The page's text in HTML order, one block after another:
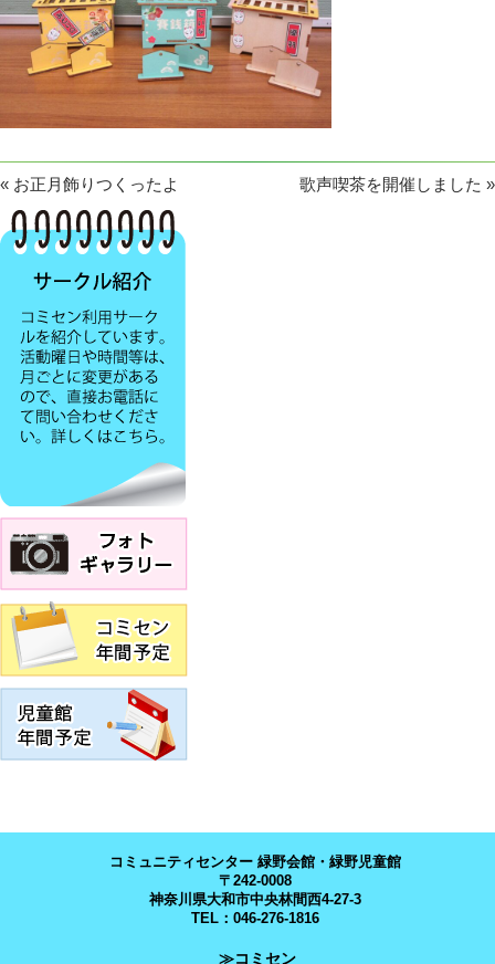
« お正月飾りつくったよ 歌声喫茶を開催しました »
コミュニティセンター 緑野会館・緑野児童館
〒242-0008
神奈川県大和市中央林間西4-27-3
TEL：046-276-1816
≫コミセン